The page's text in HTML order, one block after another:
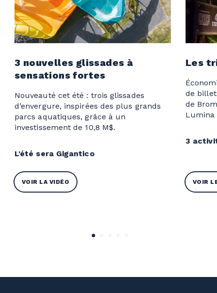
3 nouvelles glissades à
sensations fortes
Nouveauté cet été : trois glissades
d’envergure, inspirées des plus grands
parcs aquatiques, grâce à un
investissement de 10,8 M$.
L'été sera Gigantico
VOIR LA VIDÉO
Les
de
de
Lumina
3
VOIR